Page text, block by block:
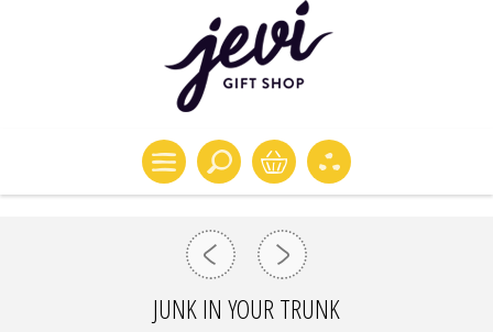
JUNK IN YOUR TRUNK